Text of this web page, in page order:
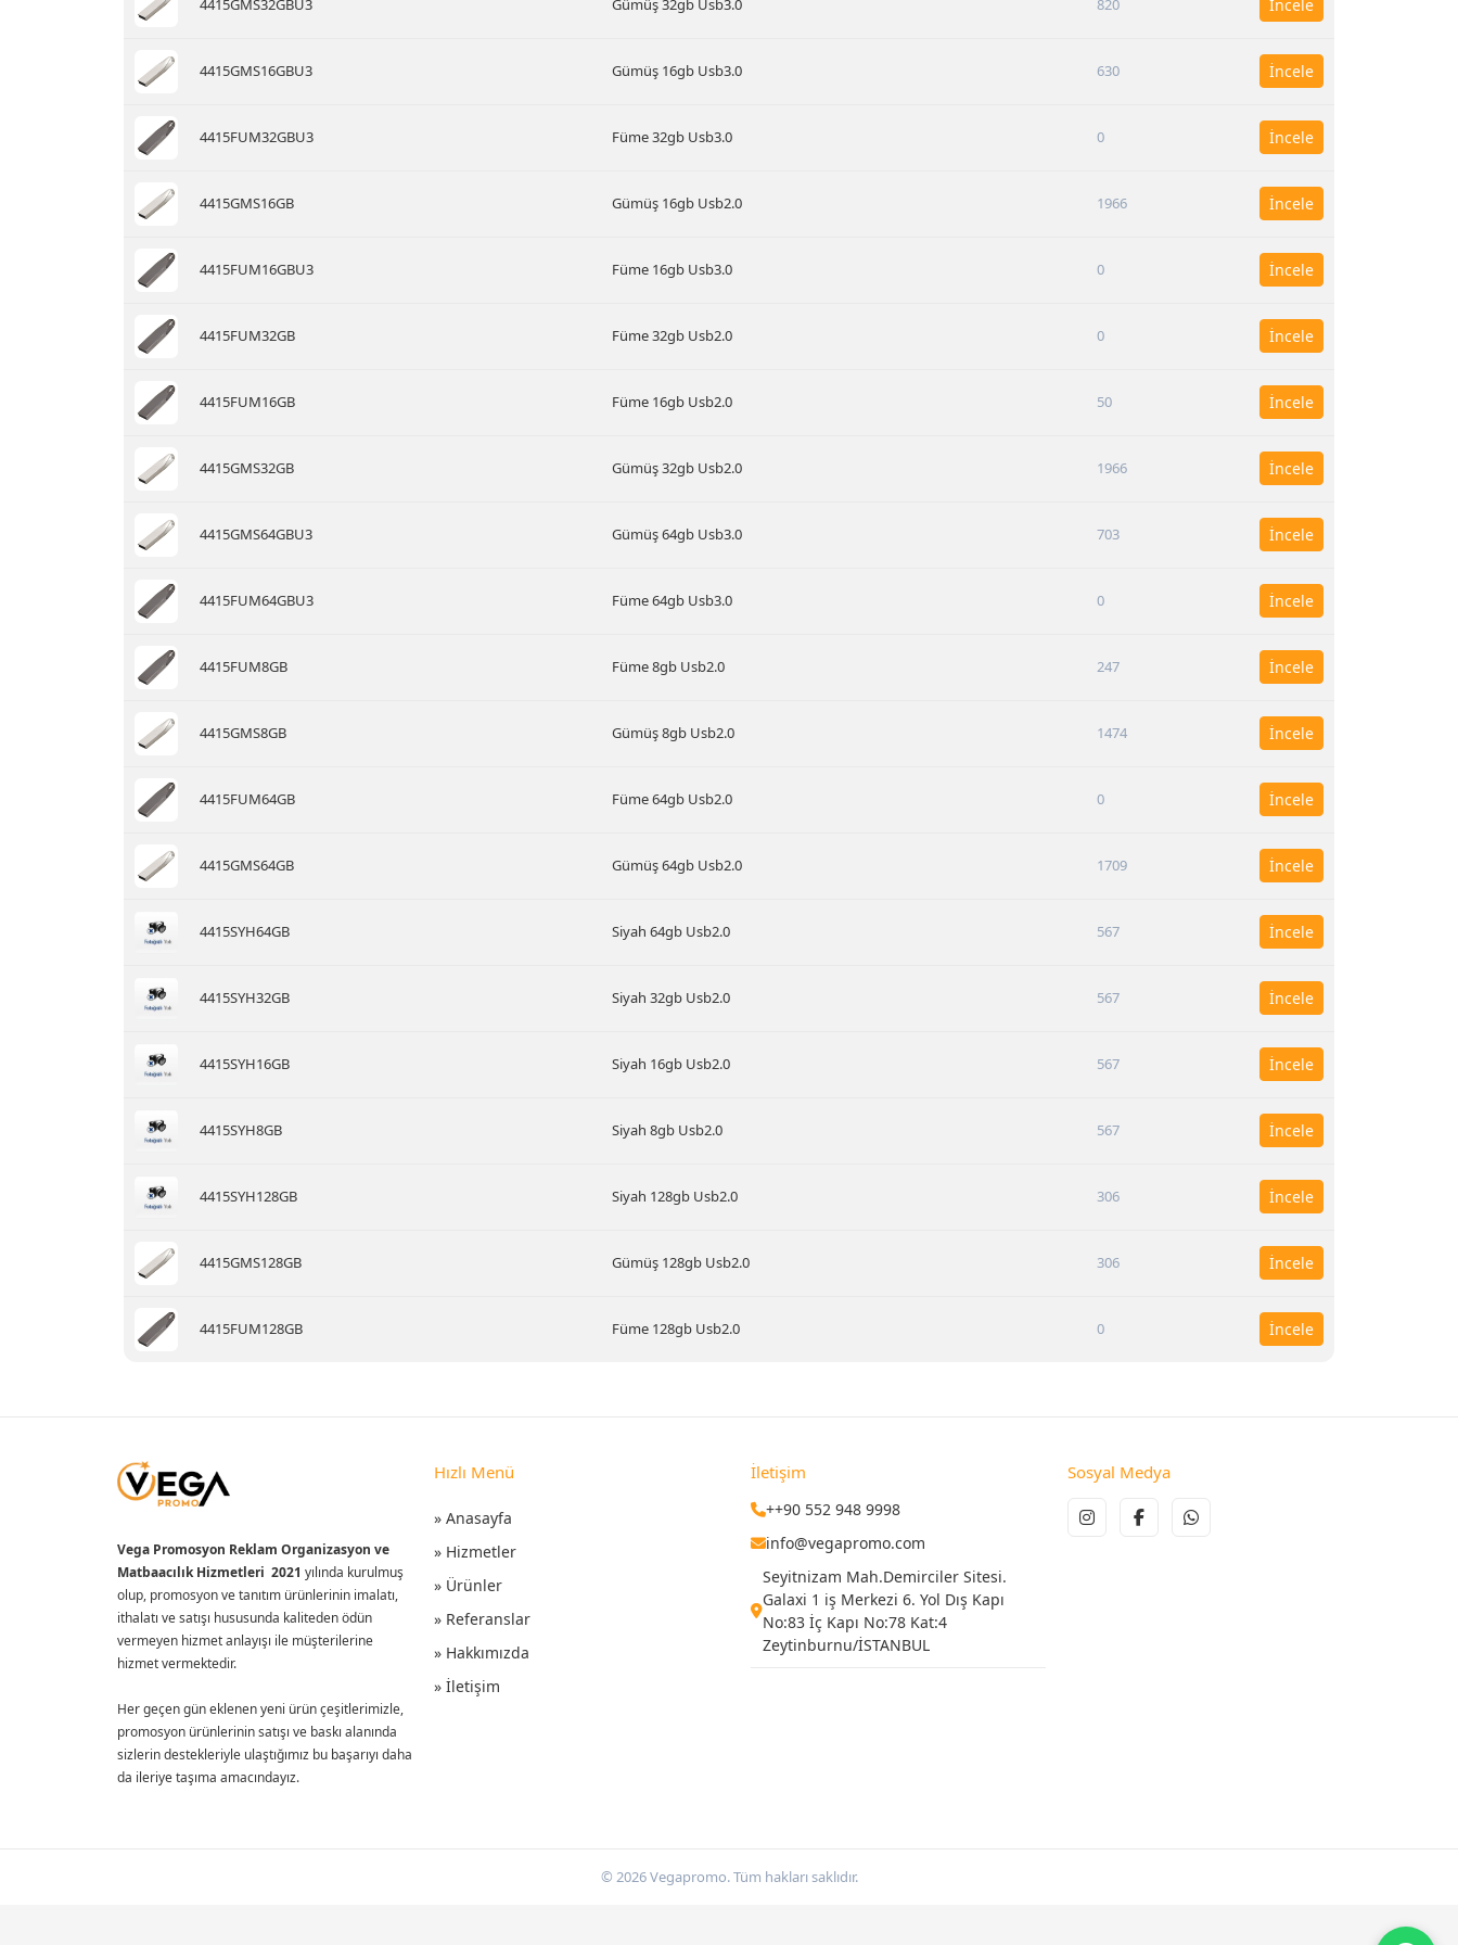
4415GMS32GBU3 Gümüş 32gb Usb3.0 820 İncele
4415GMS16GBU3 Gümüş 16gb Usb3.0 630 İncele
4415FUM32GBU3 Füme 32gb Usb3.0 0 İncele
4415GMS16GB Gümüş 16gb Usb2.0 1966 İncele
4415FUM16GBU3 Füme 16gb Usb3.0 0 İncele
4415FUM32GB Füme 32gb Usb2.0 0 İncele
4415FUM16GB Füme 16gb Usb2.0 50 İncele
4415GMS32GB Gümüş 32gb Usb2.0 1966 İncele
4415GMS64GBU3 Gümüş 64gb Usb3.0 703 İncele
4415FUM64GBU3 Füme 64gb Usb3.0 0 İncele
4415FUM8GB Füme 8gb Usb2.0 247 İncele
4415GMS8GB Gümüş 8gb Usb2.0 1474 İncele
4415FUM64GB Füme 64gb Usb2.0 0 İncele
4415GMS64GB Gümüş 64gb Usb2.0 1709 İncele
4415SYH64GB Siyah 64gb Usb2.0 567 İncele
4415SYH32GB Siyah 32gb Usb2.0 567 İncele
4415SYH16GB Siyah 16gb Usb2.0 567 İncele
4415SYH8GB Siyah 8gb Usb2.0 567 İncele
4415SYH128GB Siyah 128gb Usb2.0 306 İncele
4415GMS128GB Gümüş 128gb Usb2.0 306 İncele
4415FUM128GB Füme 128gb Usb2.0 0 İncele
Vega Promosyon Reklam Organizasyon ve
Matbaacılık Hizmetleri 2021 yılında kurulmuş
olup, promosyon ve tanıtım ürünlerinin imalatı,
ithalatı ve satışı hususunda kaliteden ödün
vermeyen hizmet anlayışı ile müşterilerine
hizmet vermektedir.
Her geçen gün eklenen yeni ürün çeşitlerimizle,
promosyon ürünlerinin satışı ve baskı alanında
sizlerin destekleriyle ulaştığımız bu başarıyı daha
da ileriye taşıma amacındayız.
Hızlı Menü
» Anasayfa
» Hizmetler
» Ürünler
» Referanslar
» Hakkımızda
» İletişim
İletişim
++90 552 948 9998
info@vegapromo.com
Seyitnizam Mah.Demirciler Sitesi.
Galaxi 1 iş Merkezi 6. Yol Dış Kapı
No:83 İç Kapı No:78 Kat:4
Zeytinburnu/İSTANBUL
Sosyal Medya
© 2026 Vegapromo. Tüm hakları saklıdır.